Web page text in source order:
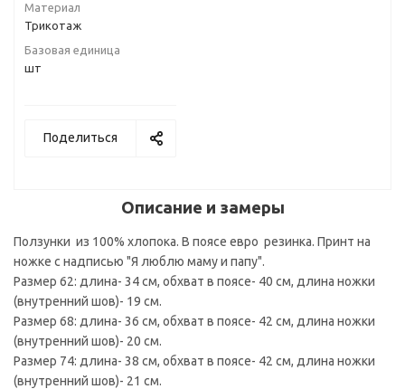
Материал
Трикотаж
Базовая единица
шт
Поделиться
Описание и замеры
Ползунки из 100% хлопока. В поясе евро резинка. Принт на
ножке с надписью "Я люблю маму и папу".
Размер 62: длина- 34 см, обхват в поясе- 40 см, длина ножки
(внутренний шов)- 19 см.
Размер 68: длина- 36 см, обхват в поясе- 42 см, длина ножки
(внутренний шов)- 20 см.
Размер 74: длина- 38 см, обхват в поясе- 42 см, длина ножки
(внутренний шов)- 21 см.